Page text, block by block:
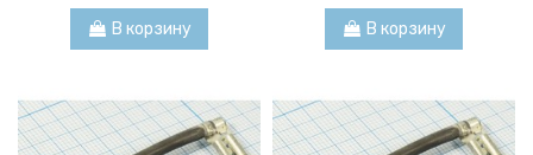
В корзину В корзину